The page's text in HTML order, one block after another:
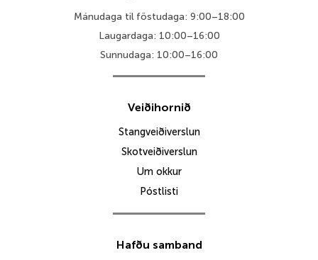
Mánudaga til föstudaga: 9:00–18:00
Laugardaga: 10:00–16:00
Sunnudaga: 10:00–16:00
Veiðihornið
Stangveiðiverslun
Skotveiðiverslun
Um okkur
Póstlisti
Hafðu samband